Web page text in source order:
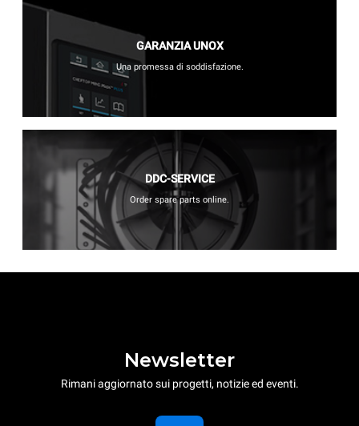
GARANZIA UNOX
Una promessa di soddisfazione.
DDC-SERVICE
Order spare parts online.
Newsletter
Rimani aggiornato sui progetti, notizie ed eventi.